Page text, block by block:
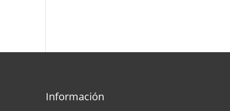
Información